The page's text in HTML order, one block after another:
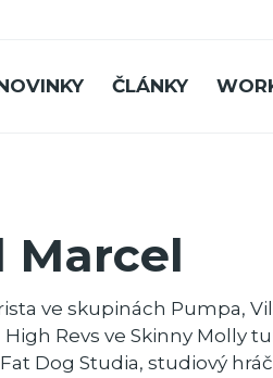
ČLÁNKY
Marcel
ve skupinách Pumpa,
Revs ve Skinny Molly
Dog Studia, studiový